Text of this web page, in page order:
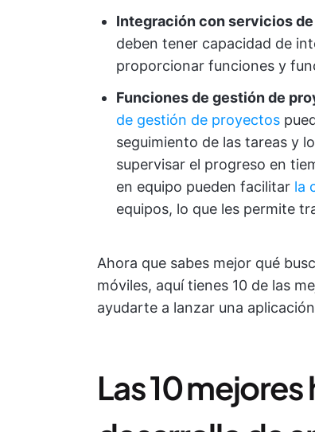
Integración con servicios
deben tener capacidad de
proporcionar funciones y
Funciones de gestión de
de gestión de proyectos
seguimiento de las tareas y
supervisar el progreso en
en equipo pueden facilitar la
equipos, lo que les permite
Ahora que sabes mejor qué
móviles, aquí tienes 10 de las
ayudarte a lanzar una
Las 10